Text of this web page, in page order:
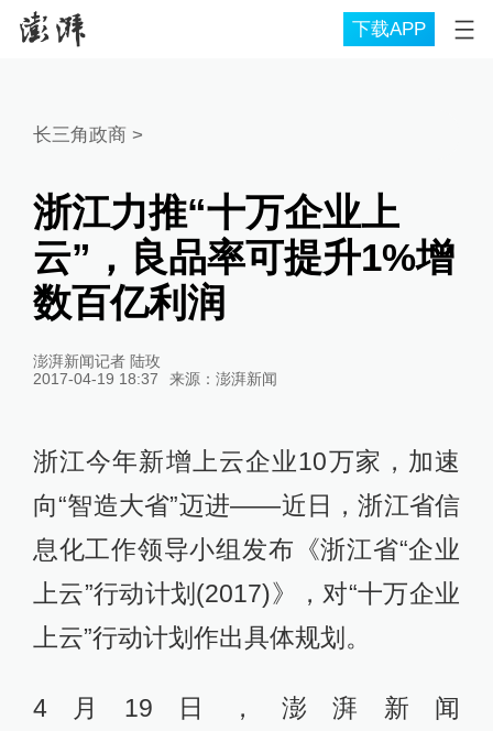
下载APP
长三角政商 >
浙江力推“十万企业上
云”，良品率可提升1%增
数百亿利润
澎湃新闻记者 陆玫
2017-04-19 18:37
来源： 澎湃新闻
浙江今年新增上云企业10万家，加速
向“智造大省”迈进——近日，浙江省信
息化工作领导小组发布《浙江省“企业
上云”行动计划(2017)》，对“十万企业
上云”行动计划作出具体规划。
4月19日，澎湃新闻